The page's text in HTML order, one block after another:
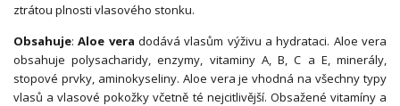
ztrátou plnosti vlasového stonku.
Obsahuje:Aloe vera dodává vlasům výživu a hydrataci. Aloe vera
obsahuje polysacharidy, enzymy, vitaminy A, B, C a E, minerály,
stopové prvky, aminokyseliny. Aloe vera je vhodná na všechny typy
vlasů a vlasové pokožky včetně té nejcitlivější. Obsažené vitamíny a